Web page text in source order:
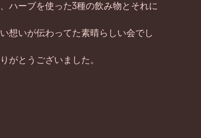
ハーブを使った3種の飲み物とそれに
想いが伝わってた素晴らしい会でし
がとうございました。